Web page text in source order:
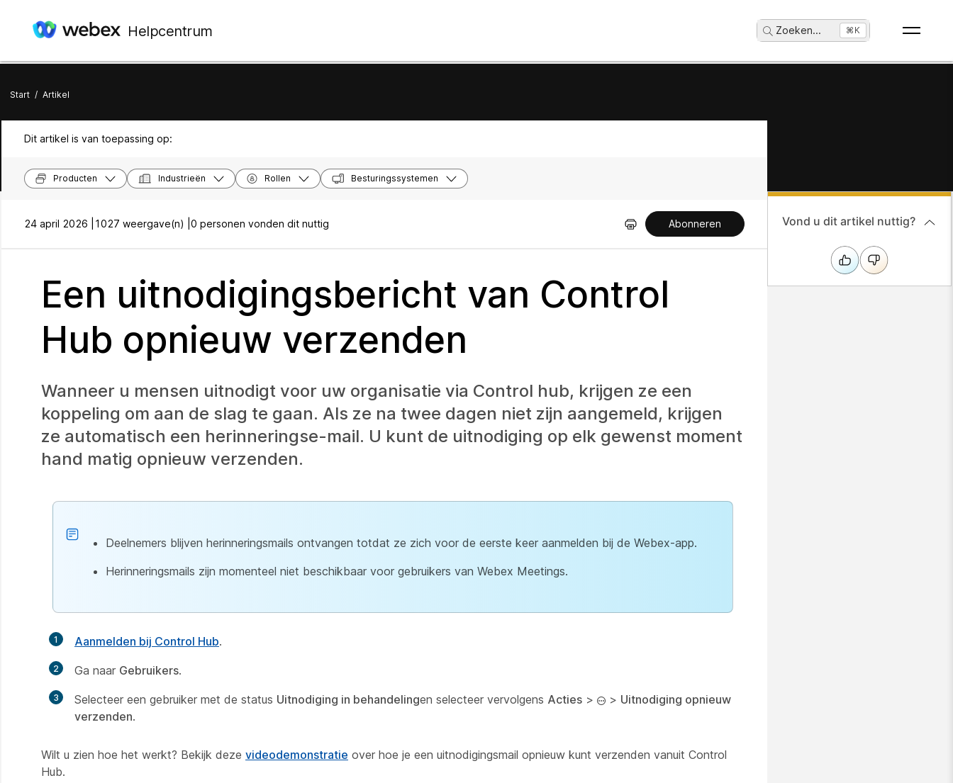
Helpcentrum Zoeken... ⌘K
Start / Artikel
Dit artikel is van toepassing op:
Producten Industrieën Rollen Besturingssystemen
24 april 2026 | 1027 weergave(n) | 0 personen vonden dit nuttig Abonneren
Een uitnodigingsbericht van Control
Hub opnieuw verzenden
Wanneer u mensen uitnodigt voor uw organisatie via Control hub, krijgen ze een
koppeling om aan de slag te gaan. Als ze na twee dagen niet zijn aangemeld, krijgen
ze automatisch een herinneringse-mail. U kunt de uitnodiging op elk gewenst moment
hand matig opnieuw verzenden.
Deelnemers blijven herinneringsmails ontvangen totdat ze zich voor de eerste keer aanmelden bij de Webex-app.
Herinneringsmails zijn momenteel niet beschikbaar voor gebruikers van Webex Meetings.
1 Aanmelden bij Control Hub.
2 Ga naar Gebruikers.
3 Selecteer een gebruiker met de status Uitnodiging in behandelingen selecteer vervolgens Acties > > Uitnodiging opnieuw
verzenden.
Wilt u zien hoe het werkt? Bekijk deze videodemonstratie over hoe je een uitnodigingsmail opnieuw kunt verzenden vanuit Control
Hub.
Vond u dit artikel nuttig?